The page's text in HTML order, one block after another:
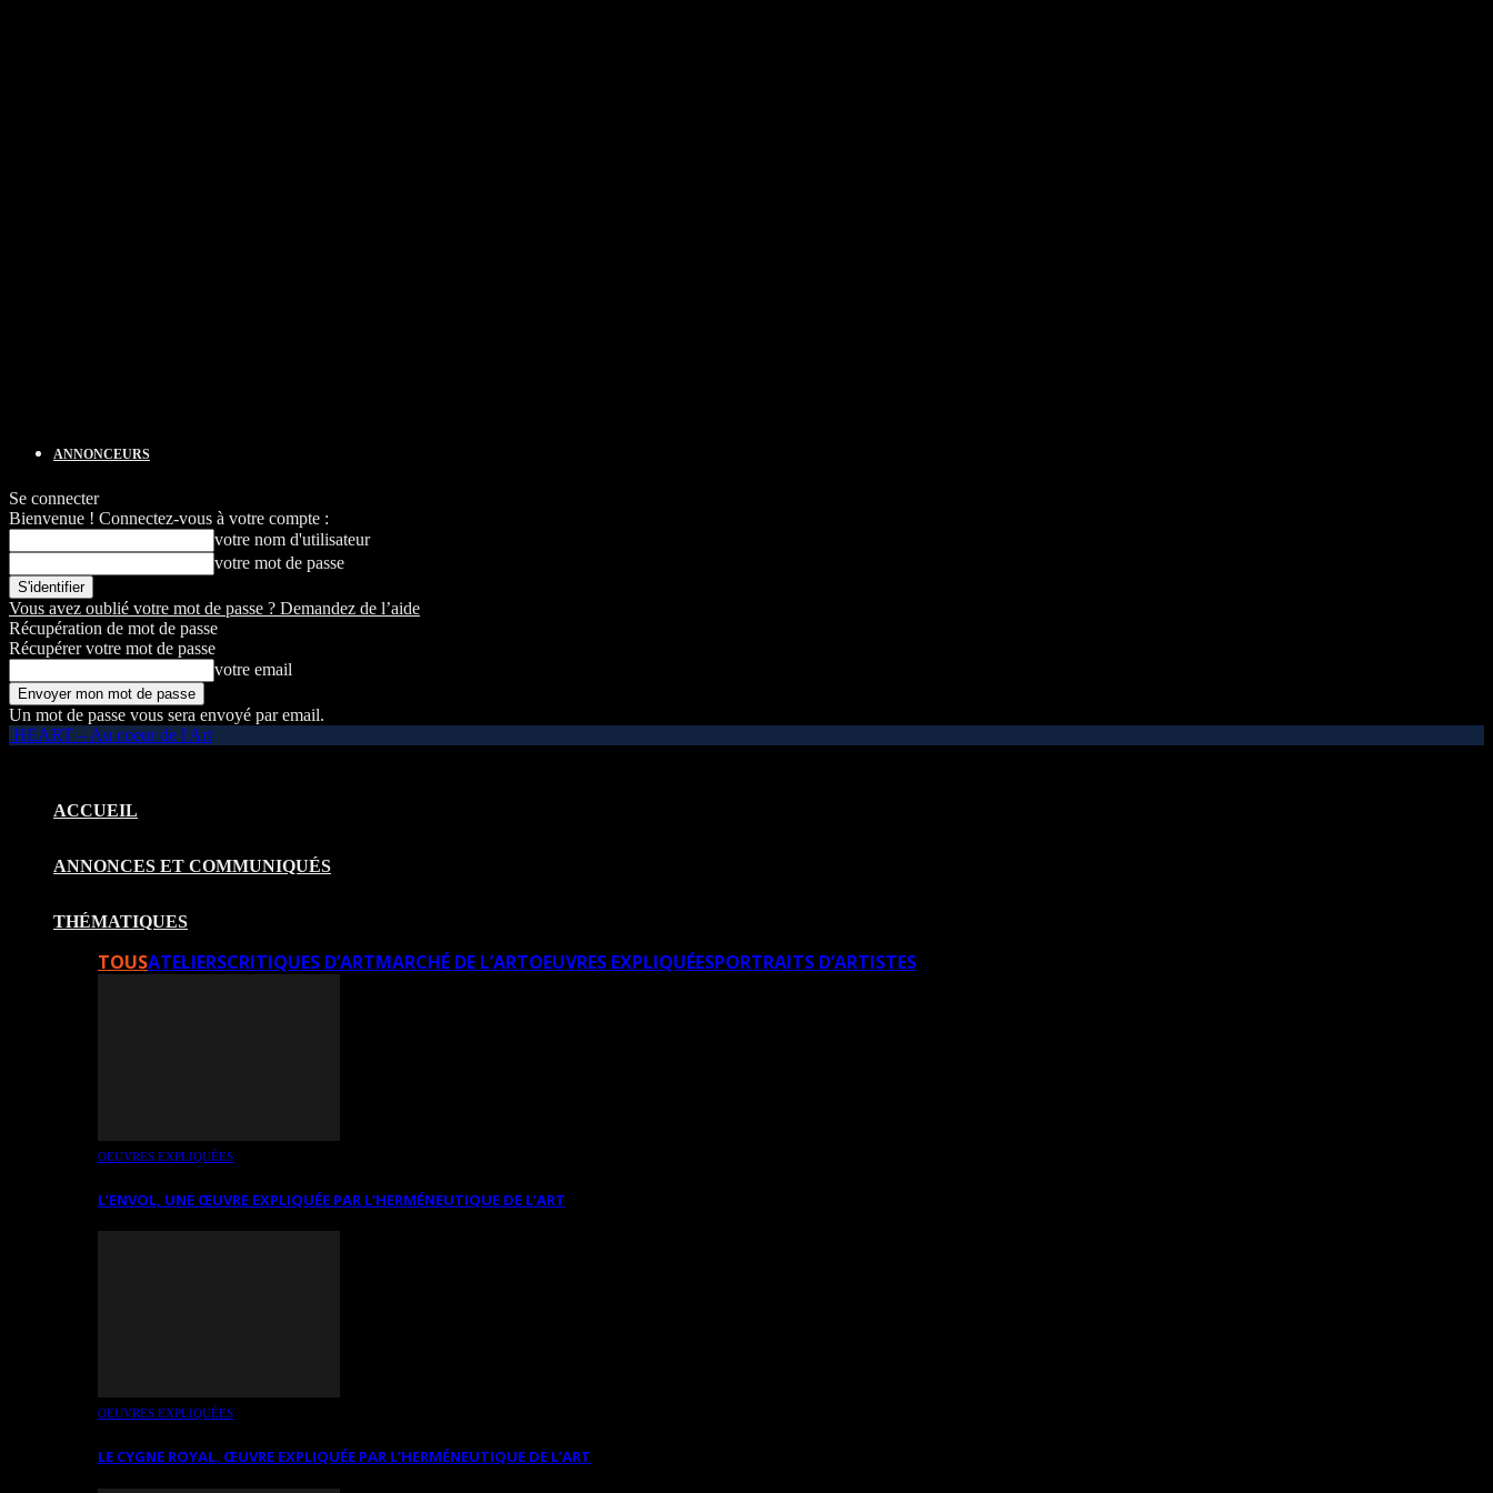
ANNONCEURS
Se connecter
Bienvenue ! Connectez-vous à votre compte :
votre nom d'utilisateur
votre mot de passe
Vous avez oublié votre mot de passe ? Demandez de l’aide
Récupération de mot de passe
Récupérer votre mot de passe
votre email
Un mot de passe vous sera envoyé par email.
HEART – Au coeur de l'Art
ACCUEIL
ANNONCES ET COMMUNIQUÉS
THÉMATIQUES
TOUSATELIERSCRITIQUES D’ARTMARCHÉ DE L’ARTOEUVRES EXPLIQUÉESPORTRAITS D’ARTISTES
OEUVRES EXPLIQUÉES
L’ENVOL, UNE ŒUVRE EXPLIQUÉE PAR L’HERMÉNEUTIQUE DE L’ART
OEUVRES EXPLIQUÉES
LE CYGNE ROYAL. ŒUVRE EXPLIQUÉE PAR L’HERMÉNEUTIQUE DE L’ART